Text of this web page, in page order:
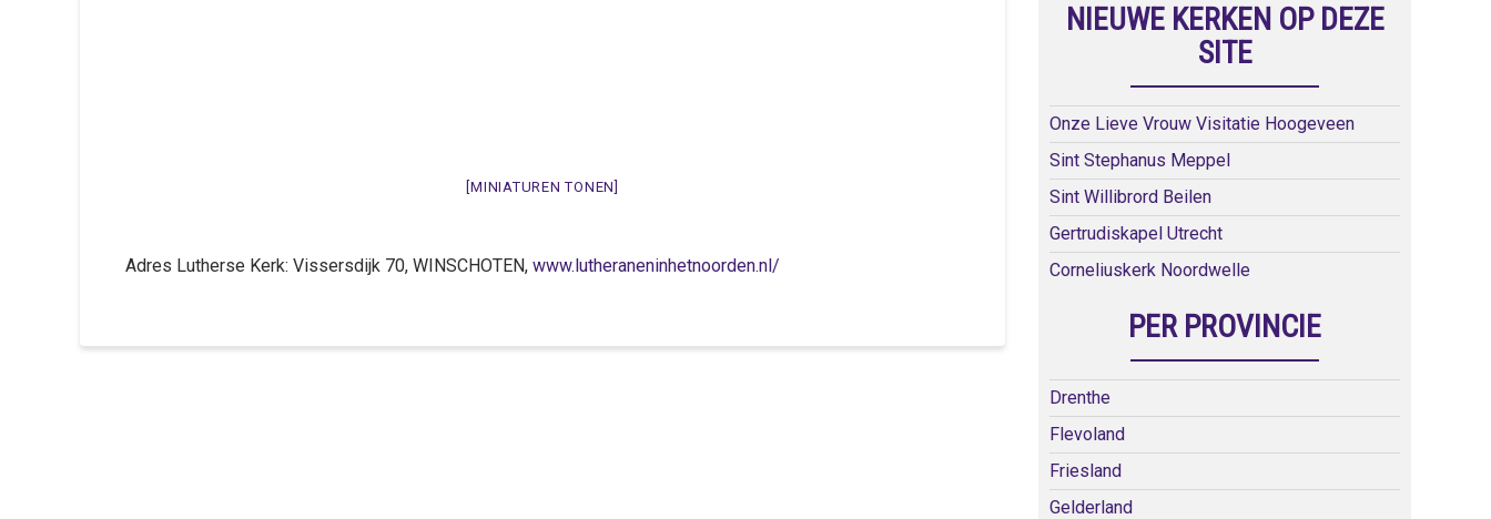
[MINIATUREN TONEN]
Adres Lutherse Kerk: Vissersdijk 70, WINSCHOTEN, www.lutheraneninhetnoorden.nl/
NIEUWE KERKEN OP DEZE
SITE
Onze Lieve Vrouw Visitatie Hoogeveen
Sint Stephanus Meppel
Sint Willibrord Beilen
Gertrudiskapel Utrecht
Corneliuskerk Noordwelle
PER PROVINCIE
Drenthe
Flevoland
Friesland
Gelderland